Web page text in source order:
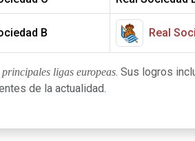
B Real
principales ligas europeas. Sus logros
de la actualidad.